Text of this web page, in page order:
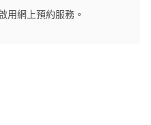
用網上預約服務。